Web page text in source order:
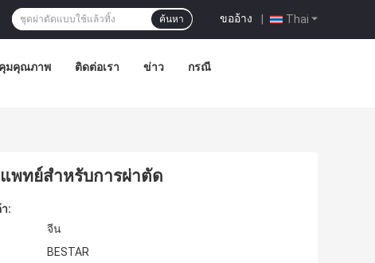
Thai
ขออ้าง |
ค้นหา
มคุณภาพ ติดต่อเรา ข่าว กรณี
พทย์สำหรับการผ่าตัด
:
จีน
BESTAR